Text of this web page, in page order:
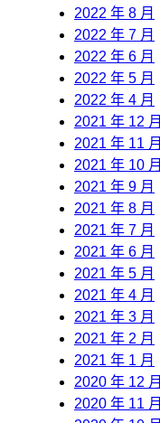
2022 年 8 月
2022 年 7 月
2022 年 6 月
2022 年 5 月
2022 年 4 月
2021 年 12 月
2021 年 11 月
2021 年 10 月
2021 年 9 月
2021 年 8 月
2021 年 7 月
2021 年 6 月
2021 年 5 月
2021 年 4 月
2021 年 3 月
2021 年 2 月
2021 年 1 月
2020 年 12 月
2020 年 11 月